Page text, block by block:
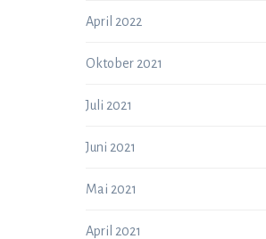
April 2022
Oktober 2021
Juli 2021
Juni 2021
Mai 2021
April 2021